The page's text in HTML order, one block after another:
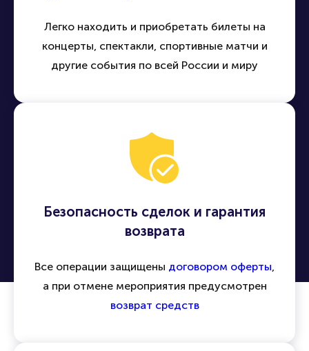
Легко находить и приобретать билеты на
концерты, спектакли, спортивные матчи и
другие события по всей России и миру
Безопасность сделок и гарантия
возврата
Все операции защищены договором оферты
а при отмене мероприятия предусмотрен
возврат средств